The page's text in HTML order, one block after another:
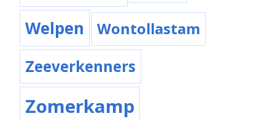
Welpen Wontollastam
Zeeverkenners
Zomerkamp